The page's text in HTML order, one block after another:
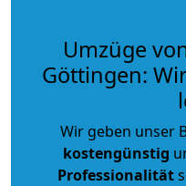
Umzüge
Göttingen:
Wir geben unser
kostengünstig
Professionalität